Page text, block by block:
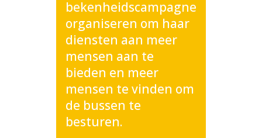
bekenheidscampagne
organiseren om haar
diensten aan meer
mensen aan te
bieden en meer
mensen te vinden om
de bussen te
besturen.